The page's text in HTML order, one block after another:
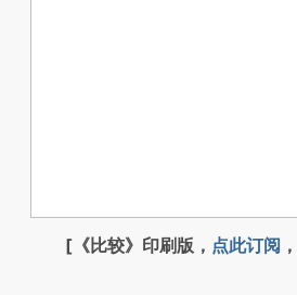
[《比较》印刷版， 点此订阅